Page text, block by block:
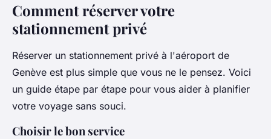
Comment réserver votre
stationnement privé
Réserver un stationnement privé à l'aéroport de
Genève est plus simple que vous ne le pensez. Voici
un guide étape par étape pour vous aider à planifier
votre voyage sans souci.
Choisir le bon service